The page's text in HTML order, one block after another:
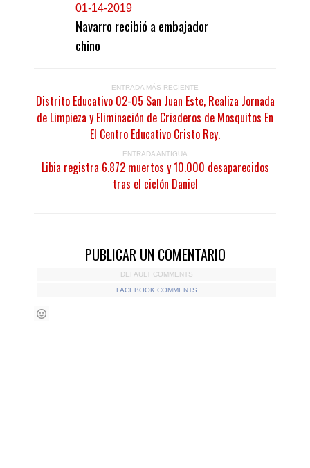
01-14-2019
Navarro recibió a embajador
chino
ENTRADA MÁS RECIENTE
Distrito Educativo 02-05 San Juan Este, Realiza Jornada
de Limpieza y Eliminación de Criaderos de Mosquitos En
El Centro Educativo Cristo Rey.
ENTRADA ANTIGUA
Libia registra 6.872 muertos y 10.000 desaparecidos
tras el ciclón Daniel
PUBLICAR UN COMENTARIO
DEFAULT COMMENTS
FACEBOOK COMMENTS